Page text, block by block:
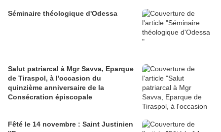
Séminaire théologique d'Odessa
Salut patriarcal à Mgr Savva, Eparque
de Tiraspol, à l'occasion du
quinzième anniversaire de la
Consécration épiscopale
Fêté le 14 novembre : Saint Justinien